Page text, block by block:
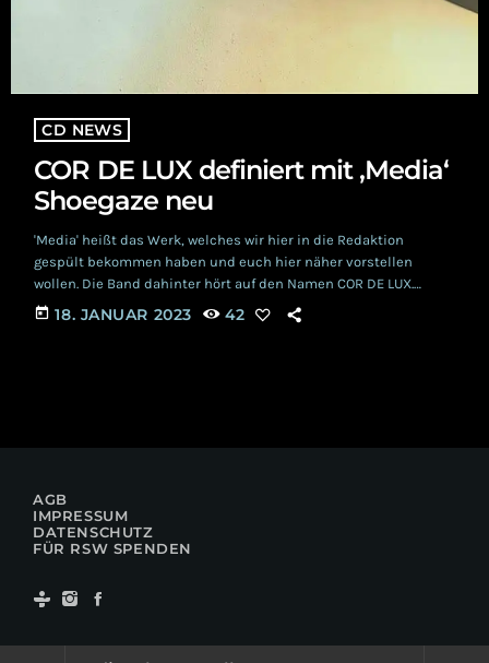
CD NEWS
COR DE LUX definiert mit ‚Media‘
Shoegaze neu
'Media' heißt das Werk, welches wir hier in die Redaktion
gespült bekommen haben und euch hier näher vorstellen
wollen. Die Band dahinter hört auf den Namen COR DE LUX.
Gegründet wurde sie aus der kleinen lokalen Szene in North
Carolina heraus, bei der sich die Gründungsmitglieder eher
today 18. JANUAR 2023 42
AGB
IMPRESSUM
DATENSCHUTZ
FÜR RSW SPENDEN